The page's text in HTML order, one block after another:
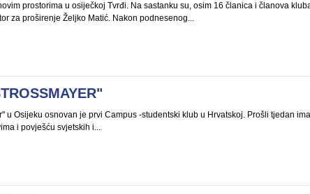
prostorima u osiječkoj Tvrđi. Na sastanku su, osim 16 članica i članova
za proširenje Željko Matić. Nakon podnesenog...
u Osijeku osnovan je prvi Campus -studentski klub u Hrvatskoj. Prošli tjedan
i povješću svjetskih i...